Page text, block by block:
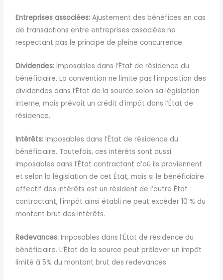
Entreprises associées: Ajustement des bénéfices en cas
de transactions entre entreprises associées ne
respectant pas le principe de pleine concurrence.
Dividendes: Imposables dans l’État de résidence du
bénéficiaire. La convention ne limite pas l’imposition des
dividendes dans l’État de la source selon sa législation
interne, mais prévoit un crédit d’impôt dans l’État de
résidence.
Intérêts: Imposables dans l’État de résidence du
bénéficiaire. Toutefois, ces intérêts sont aussi
imposables dans l’État contractant d’où ils proviennent
et selon la législation de cet État, mais si le bénéficiaire
effectif des intérêts est un résident de l’autre État
contractant, l’impôt ainsi établi ne peut excéder 10 % du
montant brut des intérêts.
Redevances: Imposables dans l’État de résidence du
bénéficiaire. L’État de la source peut prélever un impôt
limité à 5% du montant brut des redevances.